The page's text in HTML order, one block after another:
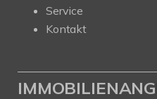
Service
Kontakt